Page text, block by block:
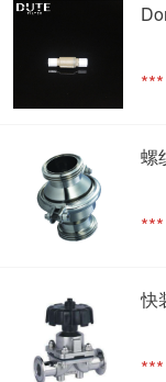
***
螺
***
快
***